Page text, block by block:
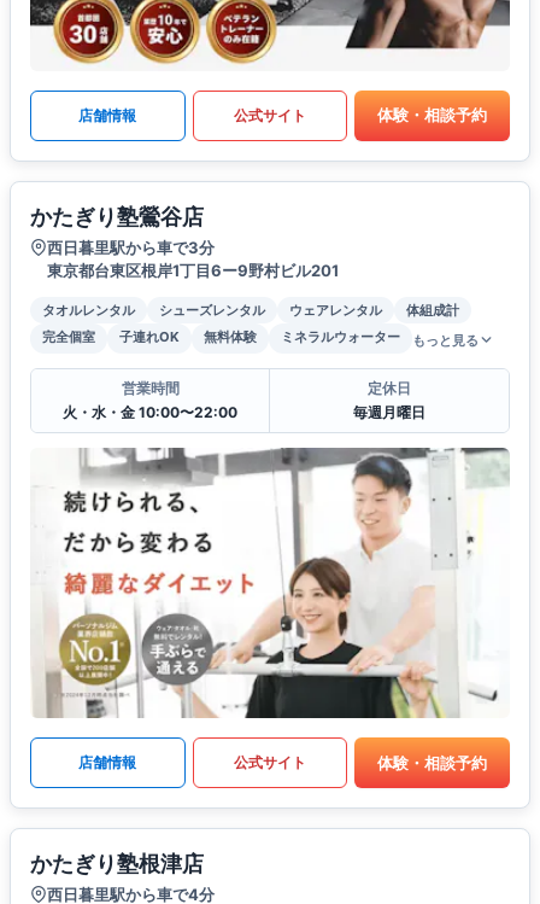
店舗情報 公式サイト 体験・相談予約
かたぎり塾鶯谷店
西日暮里駅から車で3分
東京都台東区根岸1丁目6ー9野村ビル201
タオルレンタル シューズレンタル ウェアレンタル
体組成計
完全個室
子連れOK 無料体験 ミネラルウォーター もっと見る
営業時間
火・水・金 10:00〜22:00
定休日
毎週月曜日
店舗情報 公式サイト 体験・相談予約
かたぎり塾根津店
西日暮里駅から車で4分